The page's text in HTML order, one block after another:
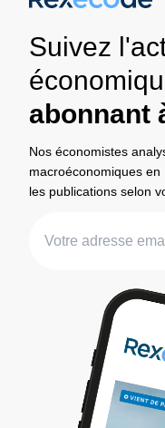
Suivez
abonnant
Nos économistes
macroéconomiques
les publications selon